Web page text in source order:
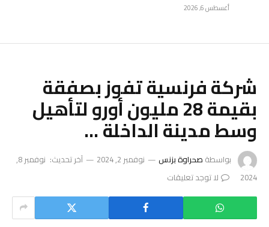
أغسطس 6, 2026
شركة فرنسية تفوز بصفقة
بقيمة 28 مليون أورو لتأهيل
وسط مدينة الداخلة …
بواسطة صحراوة بزنس نوفمبر 2, 2024 آخر تحديث:
نوفمبر 8,
2024
لا توجد تعليقات